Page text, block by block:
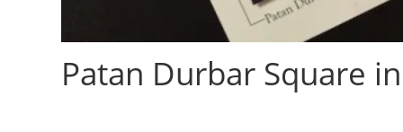
Patan Durbar Square